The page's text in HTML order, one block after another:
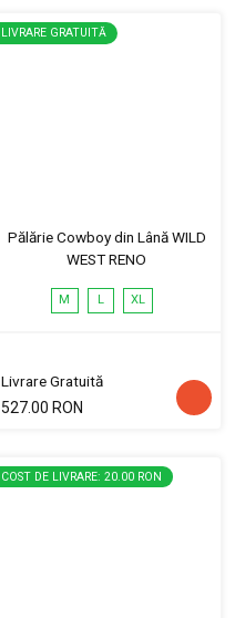
LIVRARE GRATUITĂ
Pălărie Cowboy din Lână WILD
WEST RENO
M L XL
Livrare Gratuită
527.00 RON
COST DE LIVRARE: 20.00 RON